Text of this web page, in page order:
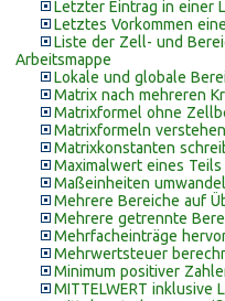
Letzter Eintrag in einer
Letztes Vorkommen
Liste der Zell- und
Arbeitsmappe
Lokale und globale
Matrix nach mehreren
Matrixformel ohne
Matrixformeln verstehen
Matrixkonstanten
Maximalwert eines
Maßeinheiten
Mehrere Bereiche auf
Mehrere getrennte
Mehrfacheinträge
Mehrwertsteuer
Minimum positiver
MITTELWERT inklusive